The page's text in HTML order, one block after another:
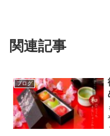
関連記事
ブログ